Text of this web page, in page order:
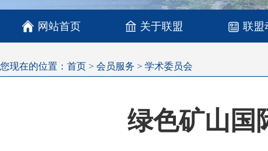
 网站首页 关于联盟 联盟
您现在的位置： 首页 > 会员服务 > 学术委员会
绿色矿山国